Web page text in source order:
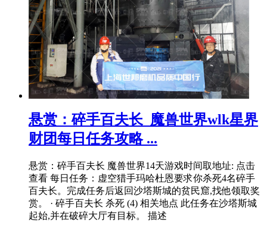
悬赏：碎手百夫长_魔兽世界wlk星界
财团每日任务攻略 ...
悬赏：碎手百夫长 魔兽世界14天游戏时间取地址: 点击
查看 每日任务：虚空猎手玛哈杜恩要求你杀死4名碎手
百夫长。完成任务后返回沙塔斯城的贫民窟,找他领取奖
赏。 · 碎手百夫长 杀死 (4) 相关地点 此任务在沙塔斯城
起始,并在破碎大厅有目标。 描述